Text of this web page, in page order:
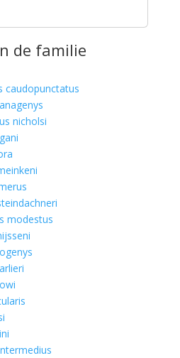
de familie
nicholsi
modestus